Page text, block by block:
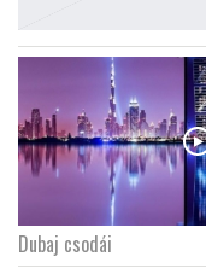
Dubaj csodái